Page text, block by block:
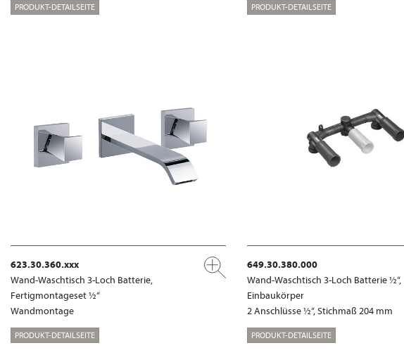
PRODUKT-DETAILSEITE PRODUKT-DETAILSEITE
623.30.360.xxx
Wand-Waschtisch 3-Loch Batterie,
Fertigmontageset ½“
Wandmontage
PRODUKT-DETAILSEITE
649.30.380.000
Wand-Waschtisch 3-Loch Batterie ½“,
Einbaukörper
2 Anschlüsse ½“, Stichmaß 204 mm
PRODUKT-DETAILSEITE